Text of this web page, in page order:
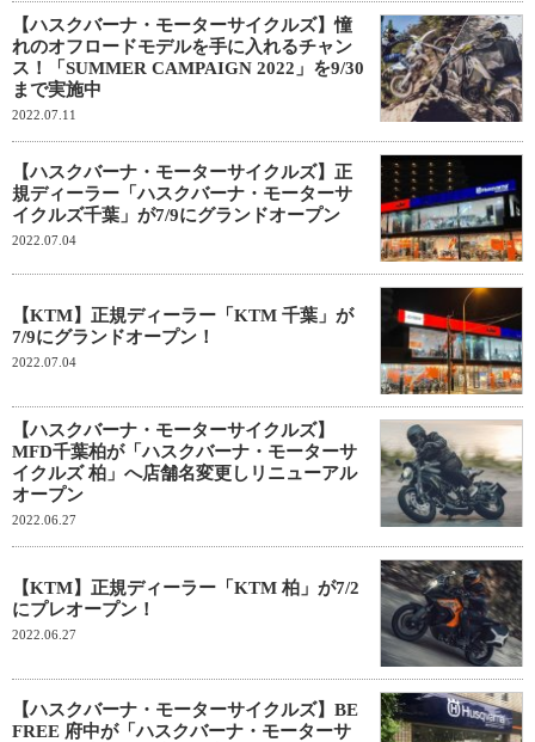
【ハスクバーナ・モーターサイクルズ】憧
れのオフロードモデルを手に入れるチャン
ス！「SUMMER CAMPAIGN 2022」を9/30
まで実施中
2022.07.11
【ハスクバーナ・モーターサイクルズ】正
規ディーラー「ハスクバーナ・モーターサ
イクルズ千葉」が7/9にグランドオープン
2022.07.04
【KTM】正規ディーラー「KTM 千葉」が
7/9にグランドオープン！
2022.07.04
【ハスクバーナ・モーターサイクルズ】
MFD千葉柏が「ハスクバーナ・モーターサ
イクルズ 柏」へ店舗名変更しリニューアル
オープン
2022.06.27
【KTM】正規ディーラー「KTM 柏」が7/2
にプレオープン！
2022.06.27
【ハスクバーナ・モーターサイクルズ】BE
FREE 府中が「ハスクバーナ・モーターサ